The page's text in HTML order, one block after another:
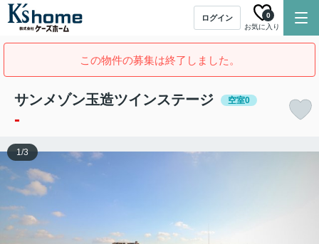
ログイン
お気に入り
0
この物件の募集は終了しました。
サンメゾン玉造ツインステージ 空室0
-
1/3